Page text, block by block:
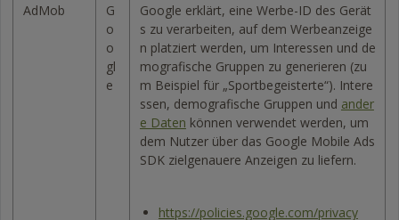
AdMob
G
o
o
gl
e
Google erklärt, eine Werbe-ID des Gerät
s zu verarbeiten, auf dem Werbeanzeige
n platziert werden, um Interessen und de
mografische Gruppen zu generieren (zu
m Beispiel für „Sportbegeisterte“). Intere
ssen, demografische Gruppen und ander
e Daten können verwendet werden, um
dem Nutzer über das Google Mobile Ads
SDK zielgenauere Anzeigen zu liefern.
https://policies.google.com/privacy